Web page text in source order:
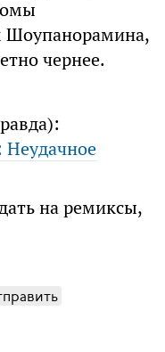
Шоупанорамина,
чернее.
на ремиксы,